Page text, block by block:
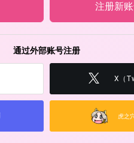
注册新
通过外部账号注册
X（
虎之